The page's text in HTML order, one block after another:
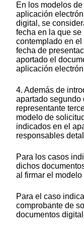
En los modelos
aplicación
digital, se
fecha en la que
contemplado en
fecha de
aportado el
aplicación
4. Además de
apartado segundo
representante
modelo de
indicados en el
responsables
Para los casos
dichos
al firmar el
Para el caso
comprobante de
documentos